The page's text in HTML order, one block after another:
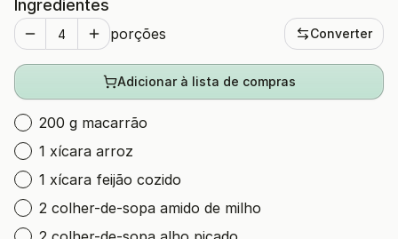
Ingredientes
porções Converter
Adicionar à lista de compras
200 g macarrão
1 xícara arroz
1 xícara feijão cozido
2 colher-de-sopa amido de milho